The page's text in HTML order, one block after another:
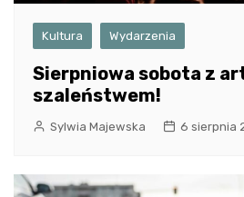
Kultura Wydarzenia
Sierpniowa sobota z
szaleństwem!
Sylwia Majewska 6 sierpnia